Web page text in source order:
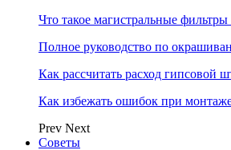
Что такое магистральные
Полное руководство по
Как рассчитать расход гипсовой
Как избежать ошибок при
Prev Next
Советы